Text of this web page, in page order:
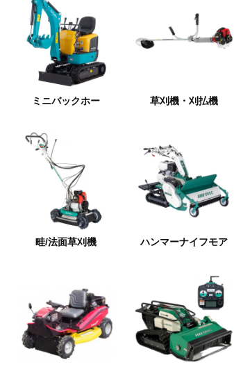
ミニバックホー 草刈機・刈払機
畦/法面草刈機 ハンマーナイフモア